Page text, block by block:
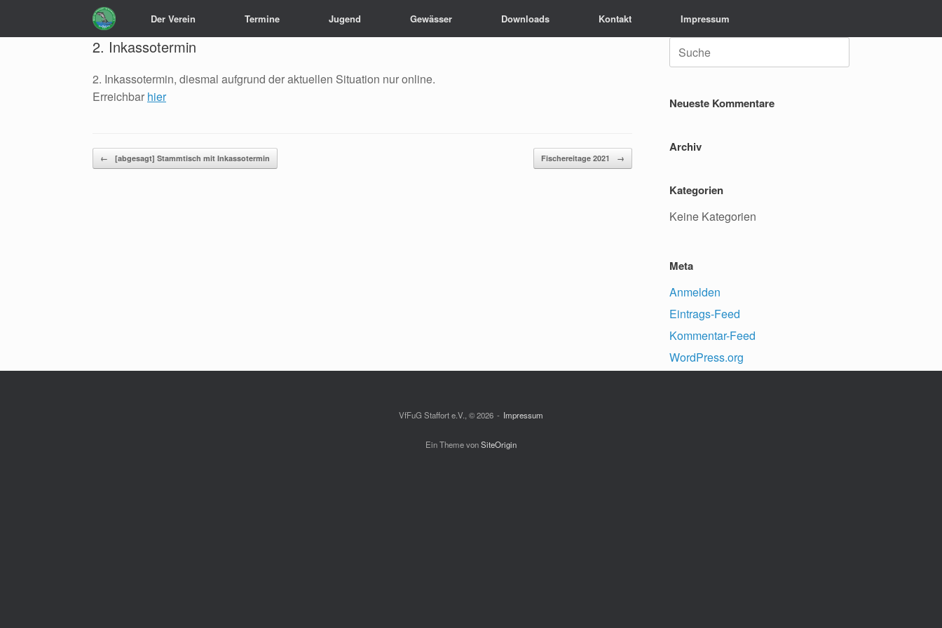
Der Verein Termine Jugend Gewässer Downloads Kontakt Impressum
2. Inkassotermin
2. Inkassotermin, diesmal aufgrund der aktuellen Situation nur online.
Erreichbar hier
Beitragsnavigation
← [abgesagt] Stammtisch mit Inkassotermin Fischereitage 2021 →
Suche
nach:
Neueste Kommentare
Archiv
Kategorien
Keine Kategorien
Meta
Anmelden
Eintrags-Feed
Kommentar-Feed
WordPress.org
VfFuG Staffort e.V., © 2026 Impressum
Ein Theme vonSiteOrigin